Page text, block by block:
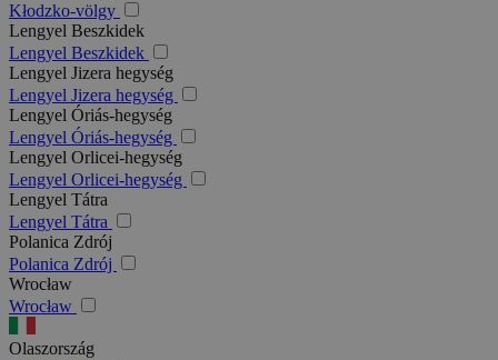
Kłodzko-völgy
Lengyel Beszkidek
Lengyel Beszkidek
Lengyel Jizera hegység
Lengyel Jizera hegység
Lengyel Óriás-hegység
Lengyel Óriás-hegység
Lengyel Orlicei-hegység
Lengyel Orlicei-hegység
Lengyel Tátra
Lengyel Tátra
Polanica Zdrój
Polanica Zdrój
Wrocław
Wrocław
Olaszország